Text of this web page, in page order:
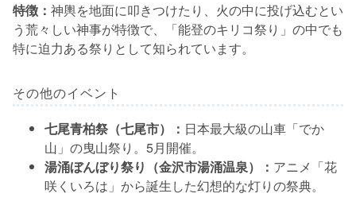
特徴： 神輿を地面に叩きつけたり、火の中に投げ込むとい
う荒々しい神事が特徴で、「能登のキリコ祭り」の中でも
特に迫力ある祭りとして知られています。
その他のイベント
七尾青柏祭（七尾市）： 日本最大級の山車「でか
山」の曳山祭り。5月開催。
湯涌ぼんぼり祭り（金沢市湯涌温泉）： アニメ「花
咲くいろは」から誕生した幻想的な灯りの祭典。